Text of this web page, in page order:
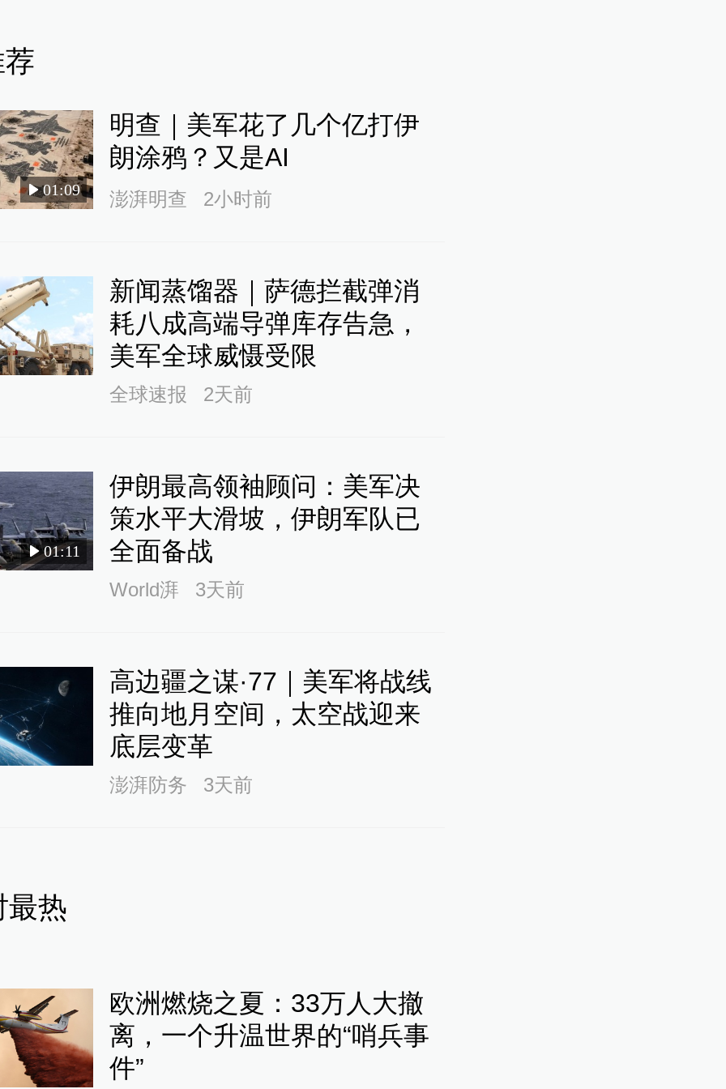
01:09
明查｜美军花了几个亿打伊
朗涂鸦？又是AI
澎湃明查 2小时前
新闻蒸馏器｜萨德拦截弹消
耗八成高端导弹库存告急，
美军全球威慑受限
全球速报 2天前
01:11
伊朗最高领袖顾问：美军决
策水平大滑坡，伊朗军队已
全面备战
World湃 3天前
高边疆之谋·77｜美军将战线
推向地月空间，太空战迎来
底层变革
澎湃防务 3天前
最热
欧洲燃烧之夏：33万人大撤
离，一个升温世界的“哨兵事
件”